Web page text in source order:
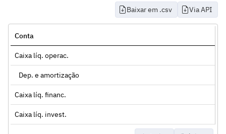
Baixar em .csv Via API
Conta
Caixa líq. operac.
Dep. e amortização
Caixa líq. financ.
Caixa líq. invest.